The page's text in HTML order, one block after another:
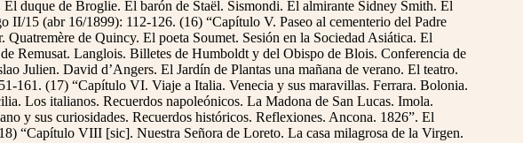
duque de Broglie. El barón de Staël. Sismondi. El almirante Sidney Smith. El
II/15 (abr 16/1899): 112-126. (16) “Capítulo V. Paseo al cementerio del Padre
de Quincy. El poeta Soumet. Sesión en la Sociedad Asiática. El
Remusat. Langlois. Billetes de Humboldt y del Obispo de Blois. Conferencia de
Julien. David d’Angers. El Jardín de Plantas una mañana de verano. El teatro.
161. (17) “Capítulo VI. Viaje a Italia. Venecia y sus maravillas. Ferrara. Bolonia.
Los italianos. Recuerdos napoleónicos. La Madona de San Lucas. Imola.
y sus curiosidades. Recuerdos históricos. Reflexiones. Ancona. 1826”. El
“Capítulo VIII [sic]. Nuestra Señora de Loreto. La casa milagrosa de la Virgen.